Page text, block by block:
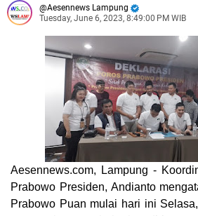
Aesennews Lampung
Tuesday, June 6, 2023, 8:49:00 PM WIB
Aesennews.com, Lampung -
Prabowo Presiden, Andianto
Prabowo Puan mulai hari ini